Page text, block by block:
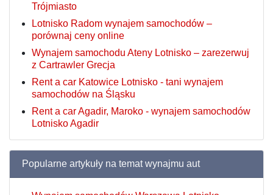
Trójmiasto
Lotnisko Radom wynajem samochodów –
porównaj ceny online
Wynajem samochodu Ateny Lotnisko – zarezerwuj
z Cartrawler Grecja
Rent a car Katowice Lotnisko - tani wynajem
samochodów na Śląsku
Rent a car Agadir, Maroko - wynajem samochodów
Lotnisko Agadir
Popularne artykuły na temat wynajmu aut